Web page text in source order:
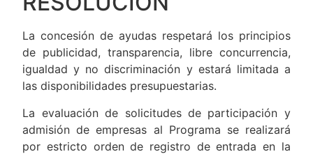
La concesión de ayudas respetará los principios
de publicidad, transparencia, libre concurrencia,
igualdad y no discriminación y estará limitada a
las disponibilidades presupuestarias.
La evaluación de solicitudes de participación y
admisión de empresas al Programa se realizará
por estricto orden de registro de entrada en la